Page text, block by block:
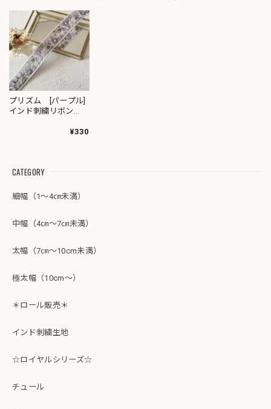
プリズム [パープル]
インド刺繍リボン
¥330
CATEGORY
細幅（1～4㎝未満）
中幅（4㎝～7㎝未満）
太幅（7㎝～10cm未満）
極太幅（10cm～）
＊ロール販売＊
インド刺繍生地
☆ロイヤルシリーズ☆
チュール